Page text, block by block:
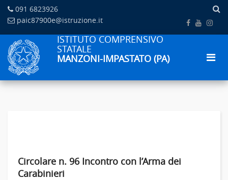
091 6823926
paic87900e@istruzione.it
ISTITUTO COMPRENSIVO
STATALE
MANZONI-IMPASTATO (PA)
Circolare n. 96 Incontro con l’Arma dei
Carabinieri